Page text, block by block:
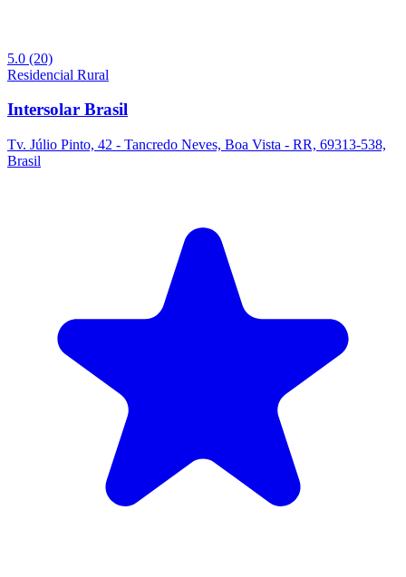
5.0 (20)
Residencial Rural
Intersolar Brasil
Tv. Júlio Pinto, 42 - Tancredo Neves, Boa Vista - RR, 69313-538,
Brasil